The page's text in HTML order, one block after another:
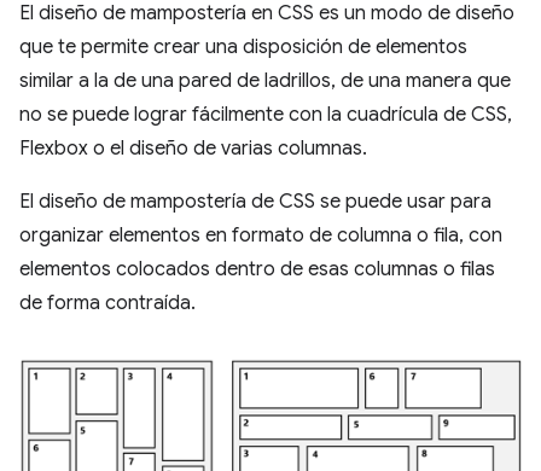
El diseño de mampostería en CSS es un modo de diseño
que te permite crear una disposición de elementos
similar a la de una pared de ladrillos, de una manera que
no se puede lograr fácilmente con la cuadrícula de CSS,
Flexbox o el diseño de varias columnas.
El diseño de mampostería de CSS se puede usar para
organizar elementos en formato de columna o fila, con
elementos colocados dentro de esas columnas o filas
de forma contraída.